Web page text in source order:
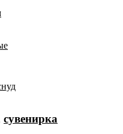
сувенирка